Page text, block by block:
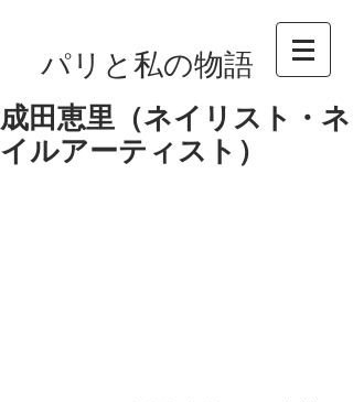
パリと私の物語
成田恵里（ネイリスト・ネ
イルアーティスト）